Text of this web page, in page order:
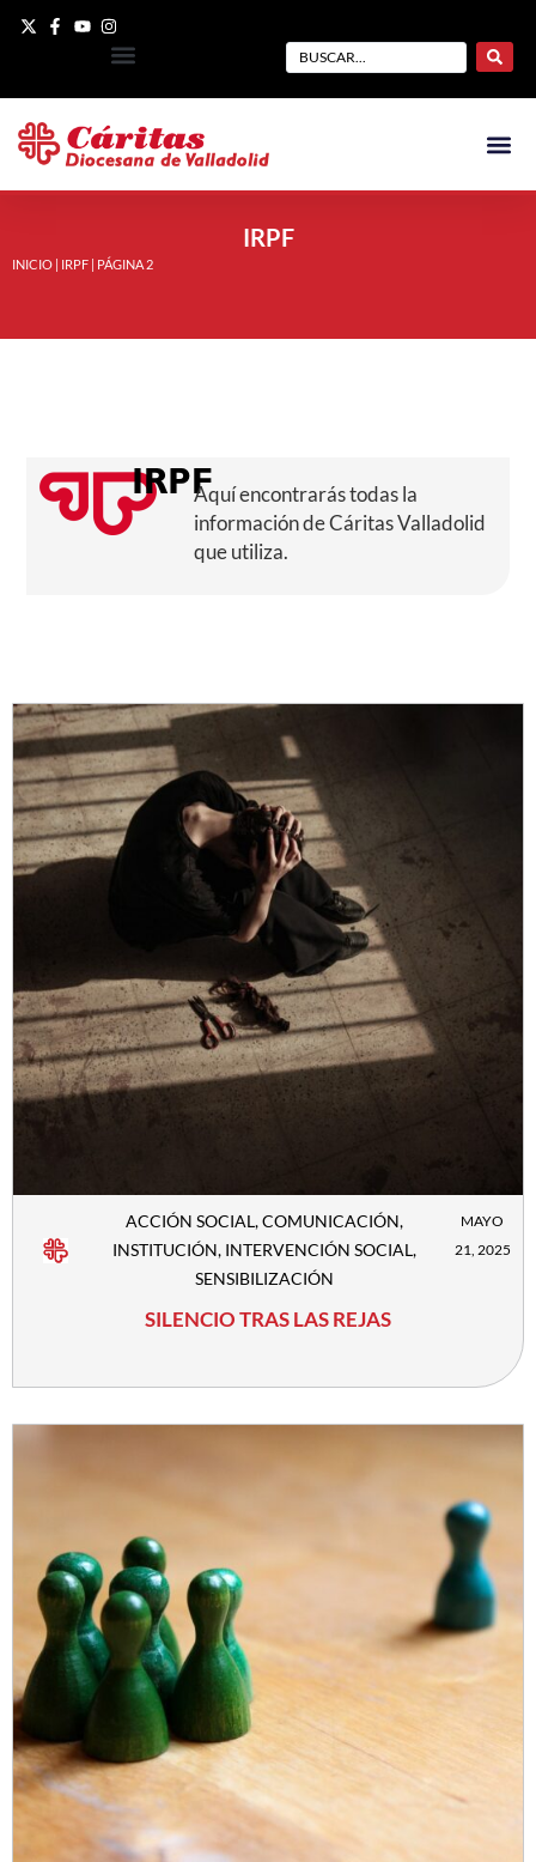
IRPF
INICIO IRPF PÁGINA 2
IRPFAquí encontrarás todas la
información de Cáritas Valladolid
que utiliza.
ACCIÓN SOCIAL,COMUNICACIÓN,
INSTITUCIÓN, INTERVENCIÓN SOCIAL,
SENSIBILIZACIÓN
MAYO
21, 2025
SILENCIO TRAS LAS REJAS